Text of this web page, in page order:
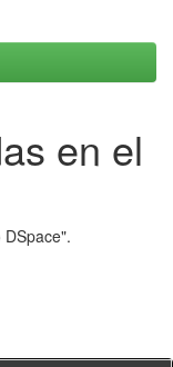
en el